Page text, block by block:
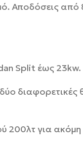
Αποδόσεις
Split έως 23kw.
διαφορετικές
200λτ για ακόμη